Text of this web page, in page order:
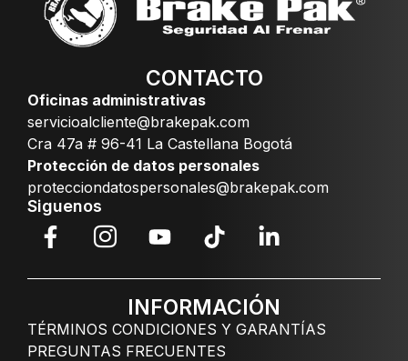
CONTACTO
Oficinas administrativas
servicioalcliente@brakepak.com
Cra 47a # 96-41 La Castellana Bogotá
Protección de datos personales
protecciondatospersonales@brakepak.com
Siguenos
INFORMACIÓN
TÉRMINOS CONDICIONES Y GARANTÍAS
PREGUNTAS FRECUENTES